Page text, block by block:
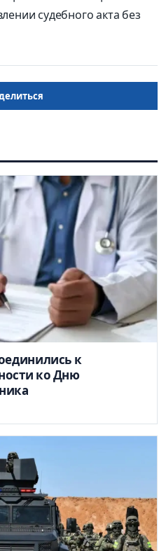
судебного акта без
к
ко Дню